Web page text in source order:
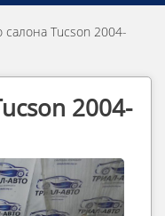
салона Tucson 2004-
2004-